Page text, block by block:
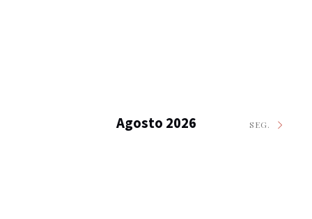
Agosto 2026 SEG.